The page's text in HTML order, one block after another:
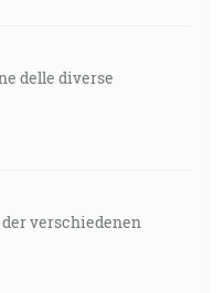
delle diverse
verschiedenen